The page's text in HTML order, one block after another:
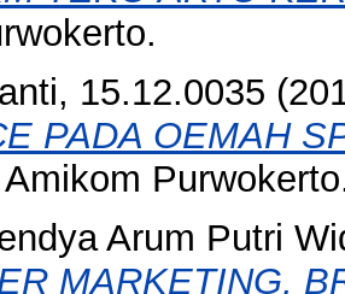
15.12.0035
PADA OEMAH
Arum Putri
MARKETING,